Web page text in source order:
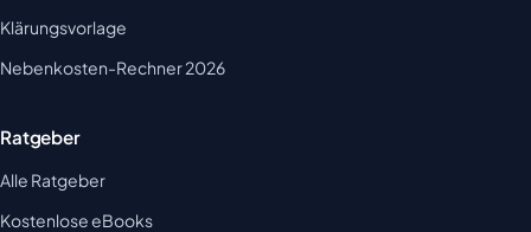
Klärungsvorlage
Nebenkosten-Rechner 2026
Ratgeber
Alle Ratgeber
Kostenlose eBooks